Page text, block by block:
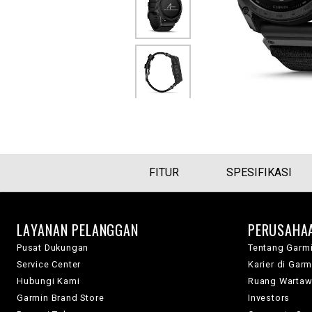
FITUR SPESIFIKASI
LAYANAN PELANGGAN
Pusat Dukungan
Service Center
Hubungi Kami
Garmin Brand Store
Tentang
Karier di
Ruang
Investors